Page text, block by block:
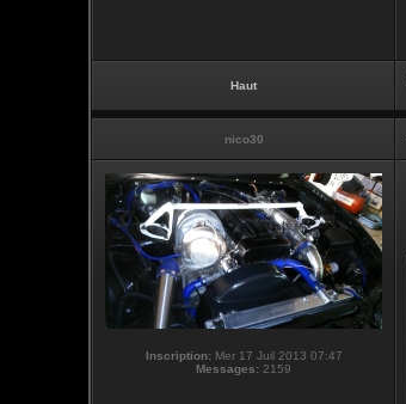
Haut
nico30
Inscription:Mer 17 Juil 2013 07:47
Messages: 2159